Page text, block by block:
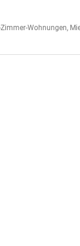
Zimmer-Wohnungen,